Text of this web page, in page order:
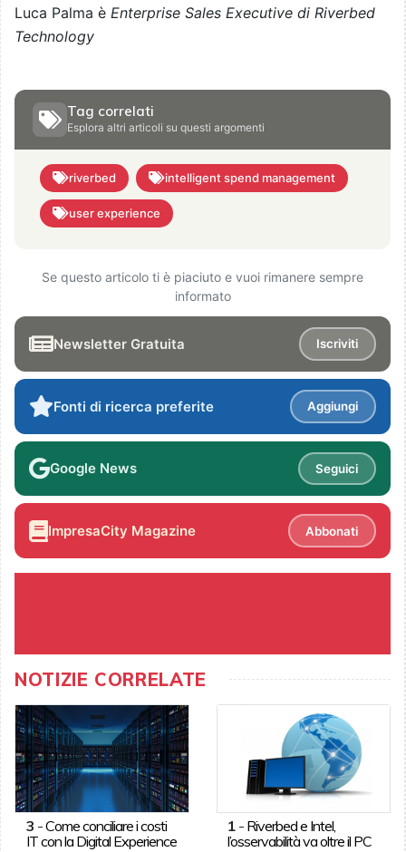
Luca Palma è Enterprise Sales Executive di Riverbed
Technology
Tag correlati
Esplora altri articoli su questi argomenti
riverbed intelligent spend management
user experience
Se questo articolo ti è piaciuto e vuoi rimanere sempre
informato
Newsletter Gratuita Iscriviti
Fonti di ricerca preferite Aggiungi
Google News Seguici
ImpresaCity Magazine Abbonati
NOTIZIE CORRELATE
3 -Come conciliare i costi
IT con la Digital Experience
1 - Riverbed e Intel,
l’osservabilità va oltre il PC